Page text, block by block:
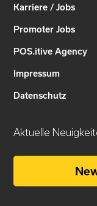
Karriere / Jobs
Promoter Jobs
POS.itive Agency
Impressum
Datenschutz
Aktuelle